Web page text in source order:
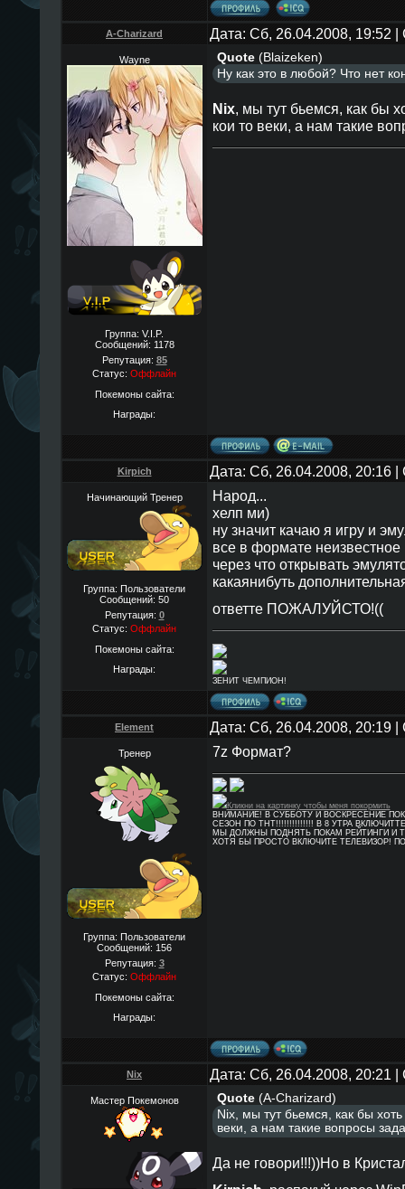
A-Charizard Дата: Сб, 26.04.2008, 19:52
Wayne
Группа: V.I.P.
Сообщений: 1178
Репутация: 85
Статус: Оффлайн
Покемоны сайта:
Награды:
Quote(Blaizeken)
Ну как это в любой? Что нет
Nix, мы тут бьемся, как бы
кои то веки, а нам такие
Kirpich Дата: Сб, 26.04.2008, 20:16
Начинающий Тренер
Группа: Пользователи
Сообщений: 50
Репутация: 0
Статус: Оффлайн
Покемоны сайта:
Награды:
Народ...
хелп ми)
ну значит качаю я игру и
все в формате
через что открывать
какаянибуть
ответте ПОЖАЛУЙСТО!((
ЗЕНИТ ЧЕМПИОН!
Element Дата: Сб, 26.04.2008, 20:19
Тренер
Группа: Пользователи
Сообщений: 156
Репутация: 3
Статус: Оффлайн
Покемоны сайта:
Награды:
7z Формат?
Кликни на картинку чтобы меня покормить
ВНИМАНИЕ! В СУББОТУ И ВОСКРЕСЕНИЕ
СЕЗОН ПО ТНТ!!!!!!!!!!!!!! В 8 УТРА
МЫ ДОЛЖНЫ ПОДНЯТЬ ПОКАМ РЕЙТИНГИ И
ХОТЯ БЫ ПРОСТО ВКЛЮЧИТЕ ТЕЛЕВИЗОР!
Nix Дата: Сб, 26.04.2008, 20:21
Мастер Покемонов Quote(A-Charizard)
Nix, мы тут бьемся, как бы
веки, а нам такие вопросы
Да не говори!!!))Но в